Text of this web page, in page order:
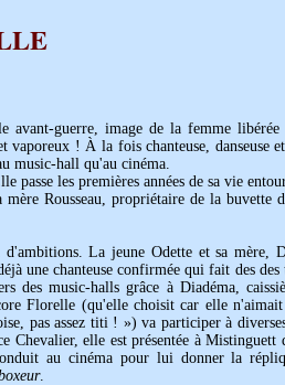
avant-guerre, image de la femme
vaporeux ! À la fois chanteuse, danseuse
music-hall qu'au cinéma.
les premières années de sa vie
Rousseau, propriétaire de la buvette
La jeune Odette et sa mère,
une chanteuse confirmée qui fait des des
des music-halls grâce à Diadéma,
Florelle (qu'elle choisit car elle n'aimait
pas assez titi ! ») va participer à
elle est présentée à Mistinguett
au cinéma pour lui donner la
.